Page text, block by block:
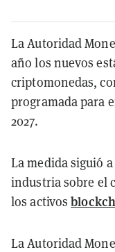
La Autoridad
año los nuevos
criptomonedas,
programada para
2027.
La medida siguió
industria sobre el
los activos
La Autoridad